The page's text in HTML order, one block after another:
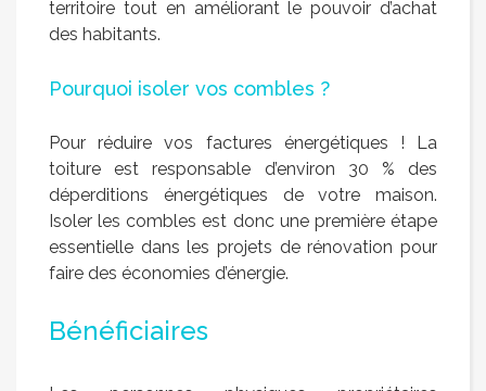
territoire tout en améliorant le pouvoir d’achat
des habitants.
Pourquoi isoler vos combles ?
Pour réduire vos factures énergétiques ! La
toiture est responsable d’environ 30 % des
déperditions énergétiques de votre maison.
Isoler les combles est donc une première étape
essentielle dans les projets de rénovation pour
faire des économies d’énergie.
Bénéficiaires